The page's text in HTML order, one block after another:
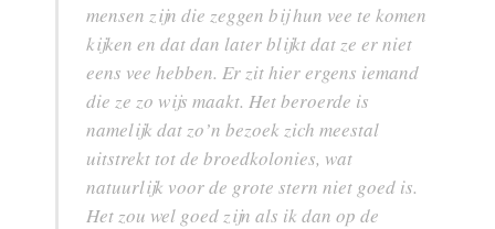
mensen zijn die zeggen bij hun vee te komen
kijken en dat dan later blijkt dat ze er niet
eens vee hebben. Er zit hier ergens iemand
die ze zo wijs maakt. Het beroerde is
namelijk dat zo’n bezoek zich meestal
uitstrekt tot de broedkolonies, wat
natuurlijk voor de grote stern niet goed is.
Het zou wel goed zijn als ik dan op de